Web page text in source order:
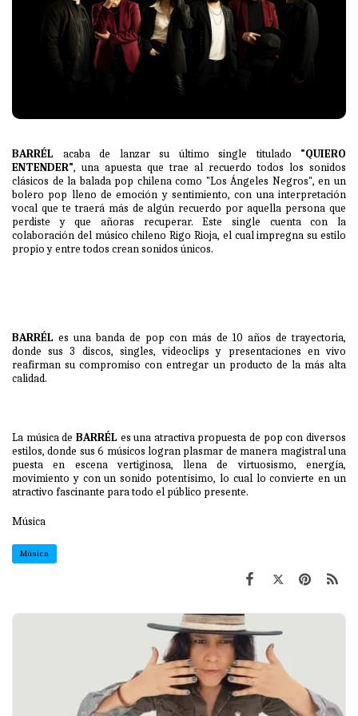
BARRÉL acaba de lanzar su último single titulado "QUIERO
ENTENDER", una apuesta que trae al recuerdo todos los sonidos
clásicos de la balada pop chilena como "Los Ángeles Negros", en un
bolero pop lleno de emoción y sentimiento, con una interpretación
vocal que te traerá más de algún recuerdo por aquella persona que
perdiste y que añoras recuperar. Este single cuenta con la
colaboración del músico chileno Rigo Rioja, el cual impregna su estilo
propio y entre todos crean sonidos únicos.
BARRÉL es una banda de pop con más de 10 años de trayectoria,
donde sus 3 discos, singles, videoclips y presentaciones en vivo
reafirman su compromiso con entregar un producto de la más alta
calidad.
La música de BARRÉL es una atractiva propuesta de pop con diversos
estilos, donde sus 6 músicos logran plasmar de manera magistral una
puesta en escena vertiginosa, llena de virtuosismo, energía,
movimiento y con un sonido potentísimo, lo cual lo convierte en un
atractivo fascinante para todo el público presente.
Música
Música